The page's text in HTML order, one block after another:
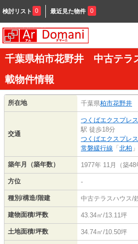
検討リスト 0 最近見た物件 0
千葉県柏市花野井 中古テラ
載物件情報
所在地 千葉県柏市花野井
交通
つくばエクスプレス
駅 徒歩18分
つくばエクスプレス
常磐緩行線 「 北柏
築年月（築年数） 1977年 11月（築48
方位 -
種別/構造/階建 中古テラスハウス/
建物面積/坪数 43.34㎡/13.11坪
土地面積/坪数 34.74㎡/10.50坪